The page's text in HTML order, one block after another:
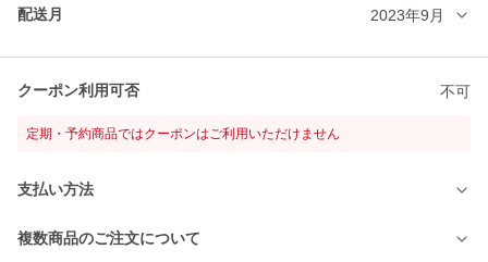
配送月 2023年9月
クーポン利用可否 不可
定期・予約商品ではクーポンはご利用いただけません
支払い方法
複数商品のご注文について